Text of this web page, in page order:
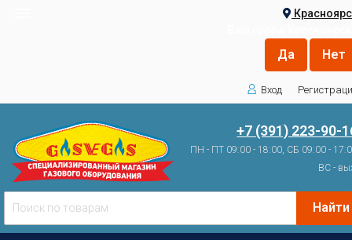
Вход
+7 (391) 223-90-
ПН - ПТ 09:00 - 18:00, СБ 09:00 -
ВС -
Найти